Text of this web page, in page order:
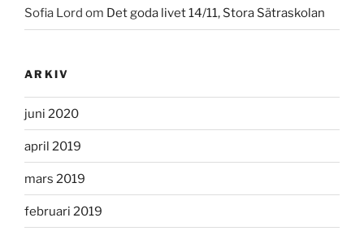
Sofia Lord om Det goda livet 14/11, Stora Sätraskolan
ARKIV
juni 2020
april 2019
mars 2019
februari 2019